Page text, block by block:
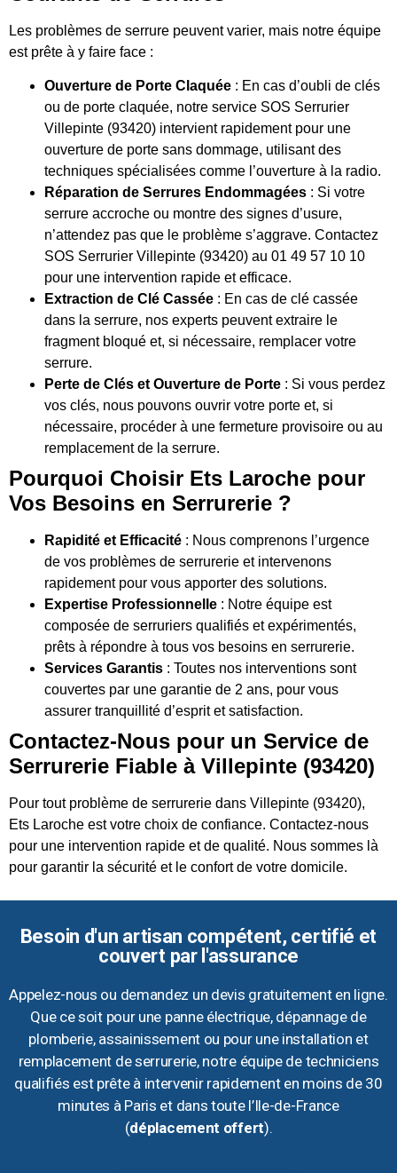
Les problèmes de serrure peuvent varier, mais notre équipe
est prête à y faire face :
Ouverture de Porte Claquée : En cas d’oubli de clés
ou de porte claquée, notre service SOS Serrurier
Villepinte (93420) intervient rapidement pour une
ouverture de porte sans dommage, utilisant des
techniques spécialisées comme l’ouverture à la radio.
Réparation de Serrures Endommagées : Si votre
serrure accroche ou montre des signes d’usure,
n’attendez pas que le problème s’aggrave. Contactez
SOS Serrurier Villepinte (93420) au 01 49 57 10 10
pour une intervention rapide et efficace.
Extraction de Clé Cassée : En cas de clé cassée
dans la serrure, nos experts peuvent extraire le
fragment bloqué et, si nécessaire, remplacer votre
serrure.
Perte de Clés et Ouverture de Porte : Si vous perdez
vos clés, nous pouvons ouvrir votre porte et, si
nécessaire, procéder à une fermeture provisoire ou au
remplacement de la serrure.
Pourquoi Choisir Ets Laroche pour
Vos Besoins en Serrurerie ?
Rapidité et Efficacité : Nous comprenons l’urgence
de vos problèmes de serrurerie et intervenons
rapidement pour vous apporter des solutions.
Expertise Professionnelle : Notre équipe est
composée de serruriers qualifiés et expérimentés,
prêts à répondre à tous vos besoins en serrurerie.
Services Garantis : Toutes nos interventions sont
couvertes par une garantie de 2 ans, pour vous
assurer tranquillité d’esprit et satisfaction.
Contactez-Nous pour un Service de
Serrurerie Fiable à Villepinte (93420)
Pour tout problème de serrurerie dans Villepinte (93420),
Ets Laroche est votre choix de confiance. Contactez-nous
pour une intervention rapide et de qualité. Nous sommes là
pour garantir la sécurité et le confort de votre domicile.
Besoin d'un artisan compétent, certifié et
couvert par l'assurance
Appelez-nous ou demandez un devis gratuitement en ligne.
Que ce soit pour une panne électrique, dépannage de
plomberie, assainissement ou pour une installation et
remplacement de serrurerie, notre équipe de techniciens
qualifiés est prête à intervenir rapidement en moins de 30
minutes à Paris et dans toute l’Ile-de-France
(déplacement offert).